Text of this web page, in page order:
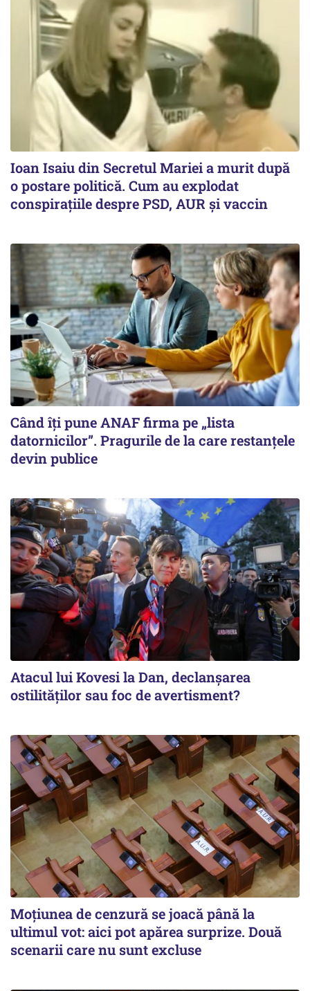
Ioan Isaiu din Secretul Mariei a murit după
o postare politică. Cum au explodat
conspirațiile despre PSD, AUR și vaccin
Când îți pune ANAF firma pe „lista
datornicilor”. Pragurile de la care restanțele
devin publice
Atacul lui Kovesi la Dan, declanșarea
ostilităților sau foc de avertisment?
Moțiunea de cenzură se joacă până la
ultimul vot: aici pot apărea surprize. Două
scenarii care nu sunt excluse